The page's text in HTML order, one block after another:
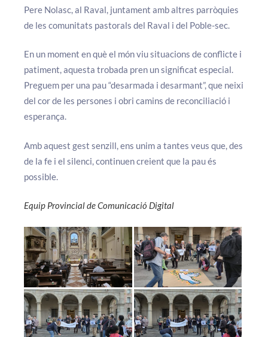
Pere Nolasc, al Raval, juntament amb altres parròquies
de les comunitats pastorals del Raval i del Poble-sec.
En un moment en què el món viu situacions de conflicte i
patiment, aquesta trobada pren un significat especial.
Preguem per una pau “desarmada i desarmant”, que neixi
del cor de les persones i obri camins de reconciliació i
esperança.
Amb aquest gest senzill, ens unim a tantes veus que, des
de la fe i el silenci, continuen creient que la pau és
possible.
Equip Provincial de Comunicació Digital